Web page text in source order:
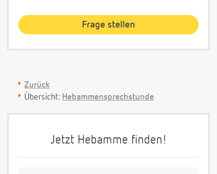
Zurück
Übersicht: Hebammensprechstunde
Jetzt Hebamme finden!